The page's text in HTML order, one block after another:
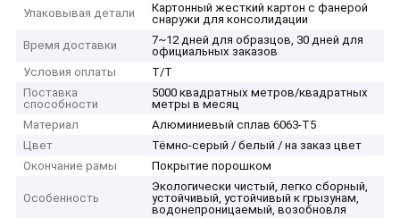
Упаковывая детали
Картонный жесткий картон с фанерой
снаружи для консолидации
Время доставки
7~12 дней для образцов, 30 дней для
официальных заказов
Условия оплаты
T/T
Поставка
способности
5000 квадратных метров/квадратных
метры в месяц
Материал
Алюминиевый сплав 6063-T5
Цвет
Тёмно-серый / белый / на заказ цвет
Окончание рамы
Покрытие порошком
Особенность
Экологически чистый, легко сборный,
устойчивый, устойчивый к грызунам,
водонепроницаемый, возобновля